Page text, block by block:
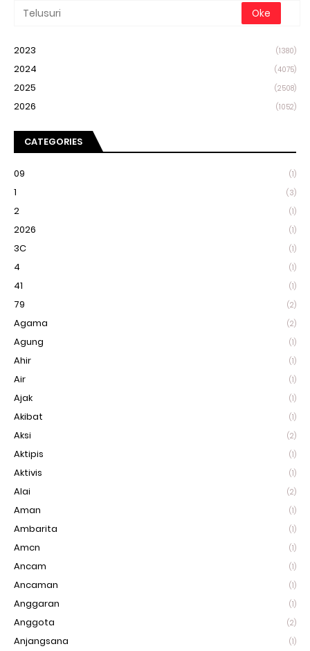
2023 (1380)
2024 (4075)
2025 (2508)
2026 (1052)
CATEGORIES
09 (1)
1 (3)
2 (1)
2026 (1)
3C (1)
4 (1)
41 (1)
79 (2)
Agama (2)
Agung (1)
Ahir (1)
Air (1)
Ajak (1)
Akibat (1)
Aksi (2)
Aktipis (1)
Aktivis (1)
Alai (2)
Aman (1)
Ambarita (1)
Amcn (1)
Ancam (1)
Ancaman (1)
Anggaran (1)
Anggota (2)
Anjangsana (1)